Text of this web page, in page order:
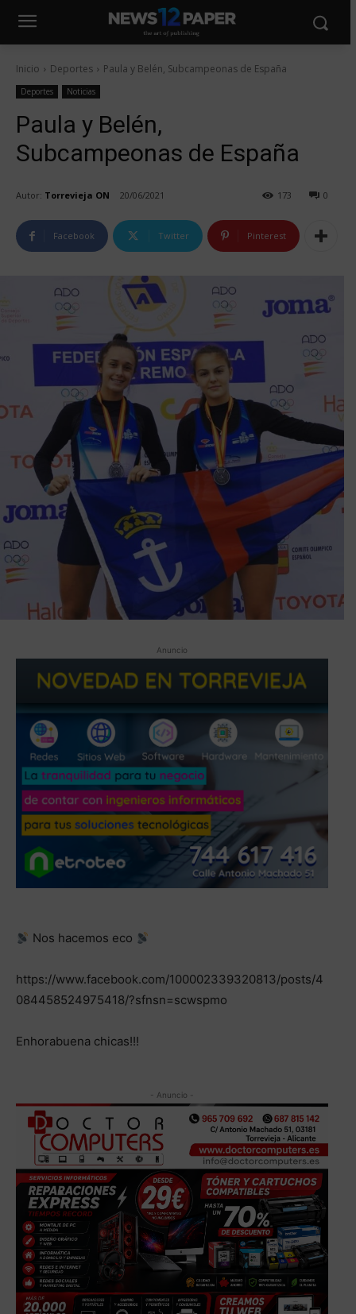
Inicio Deportes Paula y Belén, Subcampeonas de España
Deportes Noticias
Paula y Belén,
Subcampeonas de España
Autor: Torrevieja ON 20/06/2021 0
173
Facebook Twitter Pinterest
Anuncio
Nos hacemos eco
https://www.facebook.com/100002339320813/posts/4
084458524975418/?sfnsn=scwspmo
Enhorabuena chicas!!!
- Anuncio -